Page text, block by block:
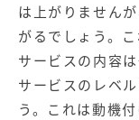
は上がりません
がるでしょう。
サービスの内容
サービスのレベ
う。これは動機付